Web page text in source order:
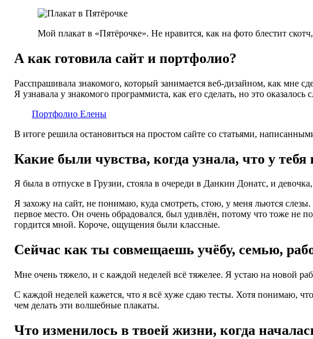
Мой плакат в «Пятёрочке». Не нравится, как на фото блестит
А как готовила сайт и портфолио?
Расспрашивала знакомого, который занимается веб-дизайном, как мне
Я узнавала у знакомого программиста, как его сделать, но это
Портфолио Елены
В итоге решила остановиться на простом сайте со статьями,
Какие были чувства, когда узнала, что у тебя
Я была в отпуске в Грузии, стояла в очереди в Данкин Донатс, и
Я захожу на сайт, не понимаю, куда смотреть, стою, у меня льются
первое место. Он очень обрадовался, был удивлён, потому что тоже не
гордится мной. Короче, ощущения были классные.
Сейчас как ты совмещаешь учёбу, семью,
Мне очень тяжело, и с каждой неделей всё тяжелее. Я устаю на новой
С каждой неделей кажется, что я всё хуже сдаю тесты. Хотя понимаю,
чем делать эти волшебные плакаты.
Что изменилось в твоей жизни, когда